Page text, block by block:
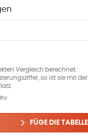
Vergleich berechnet.
so ist sie mit
FÜGE DIE